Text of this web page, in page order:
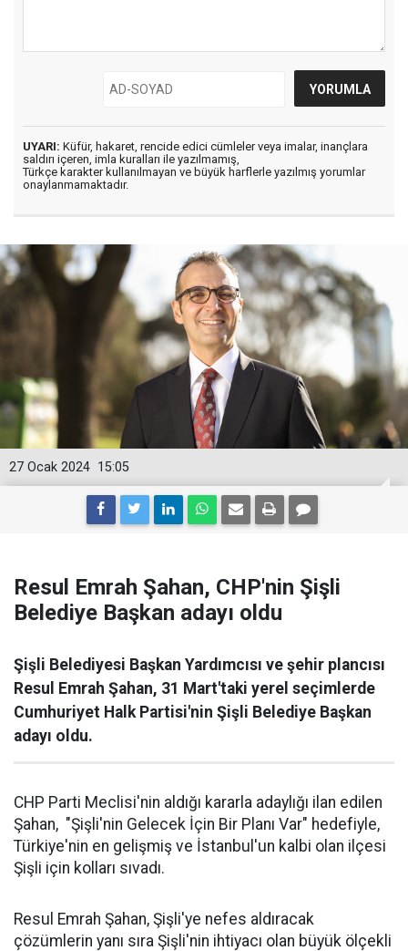
UYARI: Küfür, hakaret, rencide edici cümleler veya imalar, inançlara
saldırı içeren, imla kuralları ile yazılmamış,
Türkçe karakter kullanılmayan ve büyük harflerle yazılmış yorumlar
onaylanmamaktadır.
15:05
27 Ocak 2024
Resul Emrah Şahan, CHP'nin Şişli
Belediye Başkan adayı oldu
Şişli Belediyesi Başkan Yardımcısı ve şehir plancısı
Resul Emrah Şahan, 31 Mart'taki yerel seçimlerde
Cumhuriyet Halk Partisi'nin Şişli Belediye Başkan
adayı oldu.
CHP Parti Meclisi'nin aldığı kararla adaylığı ilan edilen
Şahan, "Şişli'nin Gelecek İçin Bir Planı Var" hedefiyle,
Türkiye'nin en gelişmiş ve İstanbul'un kalbi olan ilçesi
Şişli için kolları sıvadı.
Resul Emrah Şahan, Şişli'ye nefes aldıracak
çözümlerin yanı sıra Şişli'nin ihtiyacı olan büyük ölçekli